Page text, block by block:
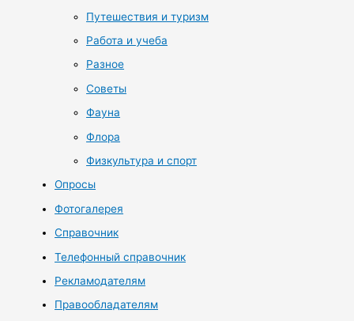
Путешествия и туризм
Работа и учеба
Разное
Советы
Фауна
Флора
Физкультура и спорт
Опросы
Фотогалерея
Справочник
Телефонный справочник
Рекламодателям
Правообладателям